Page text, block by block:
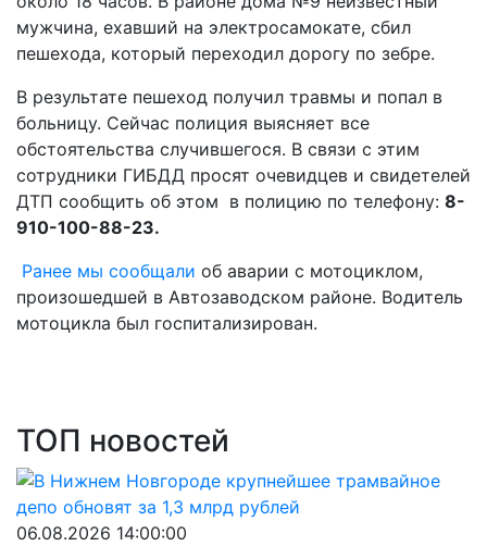
мужчина, ехавший на электросамокате, сбил
пешехода, который переходил дорогу по зебре.
В результате пешеход получил травмы и попал в
больницу. Сейчас полиция выясняет все
обстоятельства случившегося. В связи с этим
сотрудники ГИБДД просят очевидцев и свидетелей
ДТП сообщить об этом в полицию по телефону: 8-
910-100-88-23.
Ранее мы сообщали об аварии с мотоциклом,
произошедшей в Автозаводском районе. Водитель
мотоцикла был госпитализирован.
ТОП новостей
06.08.2026 14:00:00